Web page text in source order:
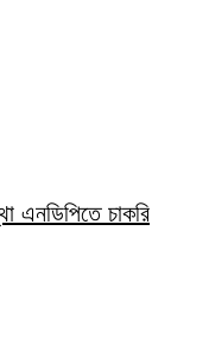
এনডিপিতে চাকরি